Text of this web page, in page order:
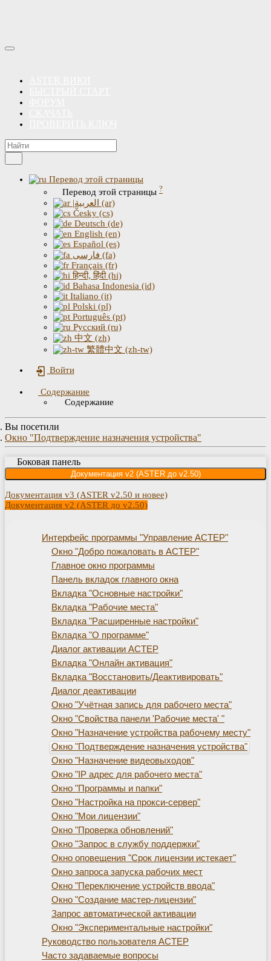
Перевод этой страницы
Перевод этой страницы ?
|العربية (ar)
Česky (cs)
Deutsch (de)
English (en)
Español (es)
فارسی (fa)
Français (fr)
हिन्दी, हिंदी (hi)
Bahasa Indonesia (id)
Italiano (it)
Polski (pl)
Português (pt)
Русский (ru)
中文 (zh)
繁體中文 (zh-tw)
Войти
Содержание
Содержание
Вы посетили
Окно "Подтверждение назначения устройства"
Боковая панель
Документация v2 (ASTER до v2.50)
Документация v3 (ASTER v2.50 и новее)
Документация v2 (ASTER до v2.50)
Интерфейс программы "Управление АСТЕР"
Окно "Добро пожаловать в АСТЕР"
Главное окно программы
Панель вкладок главного окна
Вкладка "Основные настройки"
Вкладка "Рабочие места"
Вкладка "Расширенные настройки"
Вкладка "О программе"
Диалог активации АСТЕР
Вкладка "Онлайн активация"
Вкладка "Восстановить/Деактивировать"
Диалог деактивации
Окно "Учётная запись для рабочего места"
Окно "Свойства панели 'Рабочие места' "
Окно "Назначение устройства рабочему месту"
Окно "Подтверждение назначения устройства"
Окно "Назначение видеовыходов"
Окно "IP адрес для рабочего места"
Окно "Программы и папки"
Окно "Настройка на прокси-сервер"
Окно "Мои лицензии"
Окно "Проверка обновлений"
Окно "Запрос в службу поддержки"
Окно оповещения "Срок лицензии истекает"
Окно запроса запуска рабочих мест
Окно "Переключение устройств ввода"
Окно "Создание мастер-лицензии"
Запрос автоматической активации
Окно "Экспериментальные настройки"
Руководство пользователя АСТЕР
Часто задаваемые вопросы